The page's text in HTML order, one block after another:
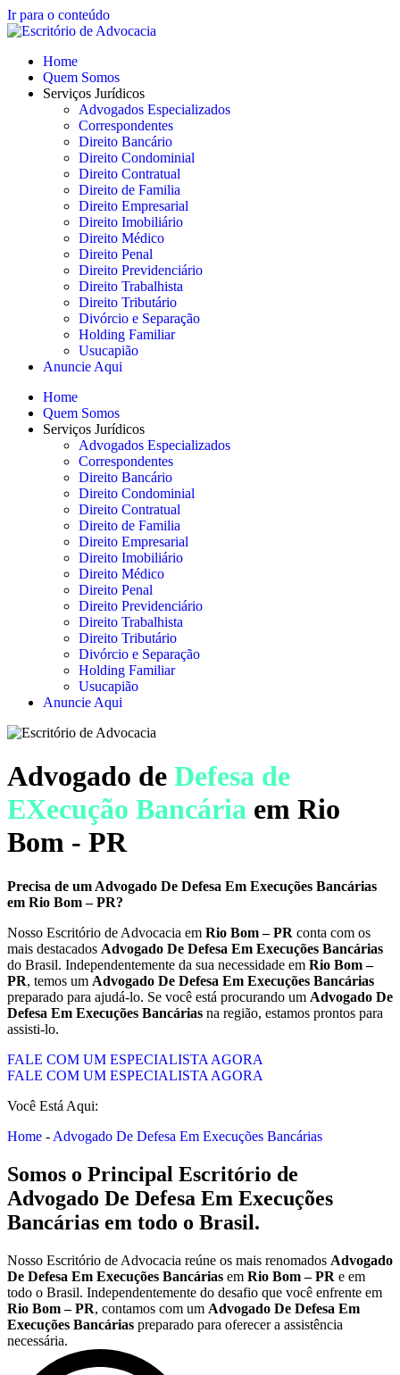
Ir para o conteúdo
Home
Quem Somos
Serviços Jurídicos
Advogados Especializados
Correspondentes
Direito Bancário
Direito Condominial
Direito Contratual
Direito de Familia
Direito Empresarial
Direito Imobiliário
Direito Médico
Direito Penal
Direito Previdenciário
Direito Trabalhista
Direito Tributário
Divórcio e Separação
Holding Familiar
Usucapião
Anuncie Aqui
Home
Quem Somos
Serviços Jurídicos
Advogados Especializados
Correspondentes
Direito Bancário
Direito Condominial
Direito Contratual
Direito de Familia
Direito Empresarial
Direito Imobiliário
Direito Médico
Direito Penal
Direito Previdenciário
Direito Trabalhista
Direito Tributário
Divórcio e Separação
Holding Familiar
Usucapião
Anuncie Aqui
Advogado de Defesa de
EXecução Bancária em Rio
Bom - PR
Precisa de um Advogado De Defesa Em Execuções Bancárias
em Rio Bom – PR?
Nosso Escritório de Advocacia em Rio Bom – PR conta com os
mais destacados Advogado De Defesa Em Execuções Bancárias
do Brasil. Independentemente da sua necessidade em Rio Bom –
PR, temos um Advogado De Defesa Em Execuções Bancárias
preparado para ajudá-lo. Se você está procurando um Advogado De
Defesa Em Execuções Bancárias na região, estamos prontos para
assisti-lo.
FALE COM UM ESPECIALISTA AGORA
FALE COM UM ESPECIALISTA AGORA
Você Está Aqui:
Home - Advogado De Defesa Em Execuções Bancárias
Somos o Principal Escritório de
Advogado De Defesa Em Execuções
Bancárias em todo o Brasil.
Nosso Escritório de Advocacia reúne os mais renomados Advogado
De Defesa Em Execuções Bancárias em Rio Bom – PR e em
todo o Brasil. Independentemente do desafio que você enfrente em
Rio Bom – PR, contamos com um Advogado De Defesa Em
Execuções Bancárias preparado para oferecer a assistência
necessária.